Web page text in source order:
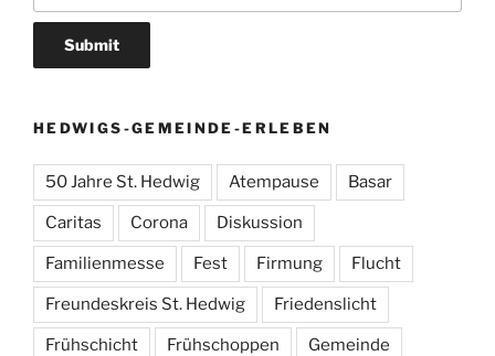
HEDWIGS-GEMEINDE-ERLEBEN
50 Jahre St. Hedwig Atempause Basar
Caritas Corona Diskussion
Familienmesse Fest Firmung Flucht
Freundeskreis St. Hedwig Friedenslicht
Frühschicht Frühschoppen Gemeinde